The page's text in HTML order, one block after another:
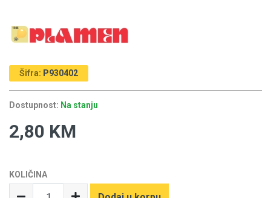
Šifra: P930402
Dostupnost: Na stanju
2,80 KM
KOLIČINA